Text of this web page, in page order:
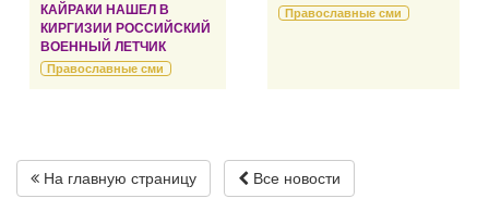
КАЙРАКИ НАШЕЛ В
КИРГИЗИИ РОССИЙСКИЙ
ВОЕННЫЙ ЛЕТЧИК
Православные сми
Православные сми
На главную страницу Все новости